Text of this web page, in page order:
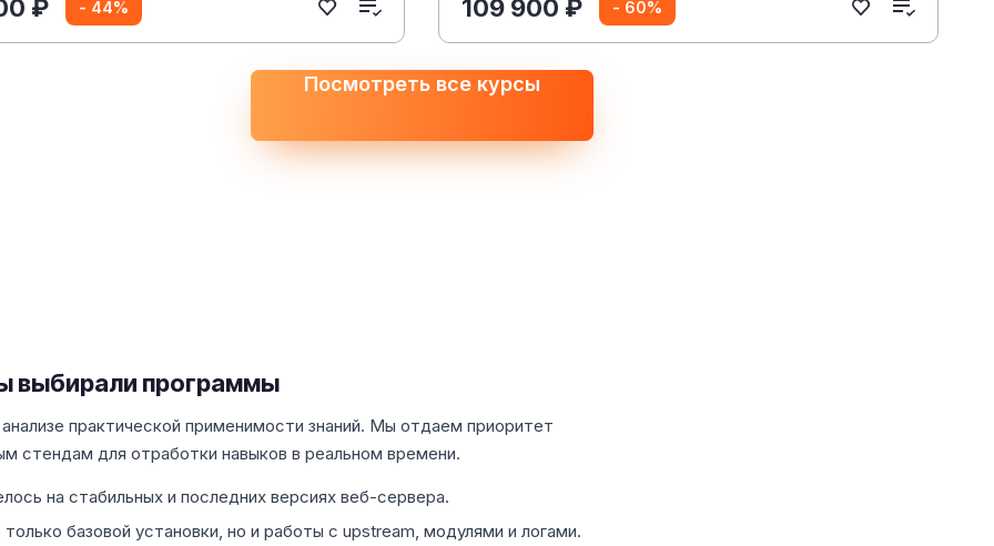
₽ - 44% 109 900 ₽ - 60%
Посмотреть все курсы
выбирали программы
практической применимости знаний. Мы отдаем приоритет
стендам для отработки навыков в реальном времени.
на стабильных и последних версиях веб-сервера.
базовой установки, но и работы с upstream, модулями и логами.